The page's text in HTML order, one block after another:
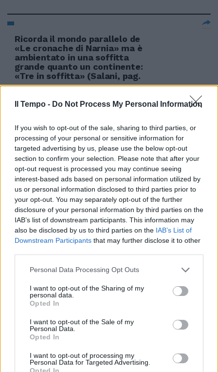
Il Tempo - Do Not Process My Personal Information
If you wish to opt-out of the sale, sharing to third parties, or
processing of your personal or sensitive information for
targeted advertising by us, please use the below opt-out
section to confirm your selection. Please note that after your
opt-out request is processed you may continue seeing
interest-based ads based on personal information utilized by
us or personal information disclosed to third parties prior to
your opt-out. You may separately opt-out of the further
disclosure of your personal information by third parties on the
IAB’s list of downstream participants. This information may
also be disclosed by us to third parties on the IAB’s List of
Downstream Participants that may further disclose it to other
Personal Data Processing Opt Outs
I want to opt-out of the Sharing of my
personal data.
Opted In
I want to opt-out of the Sale of my
Personal Data.
Opted In
I want to opt-out of processing my
Personal Data for Targeted Advertising.
Opted In
Ricorda il mondo parallelo de
«Le cronache di Narnia» ma è
ambientato in una soffitta
grande quanto un continente:
«Tre in soffitta» (Salani, pag.
Il San Camillo mette in soffitta
le barelle
26/09/2010
La Destra dei rancori
31/07/2010
Ruini»
06/09/2009
In soffitta c'è un «Leonardo» Di
terracotta
29/03/2009